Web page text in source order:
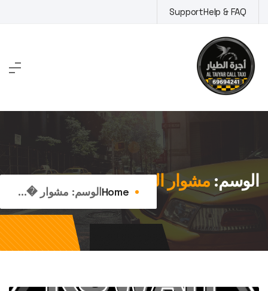
to
content
Help & FAQ
Support
الوسم:مشوار القصور
Homeالوسم: مشوار �...